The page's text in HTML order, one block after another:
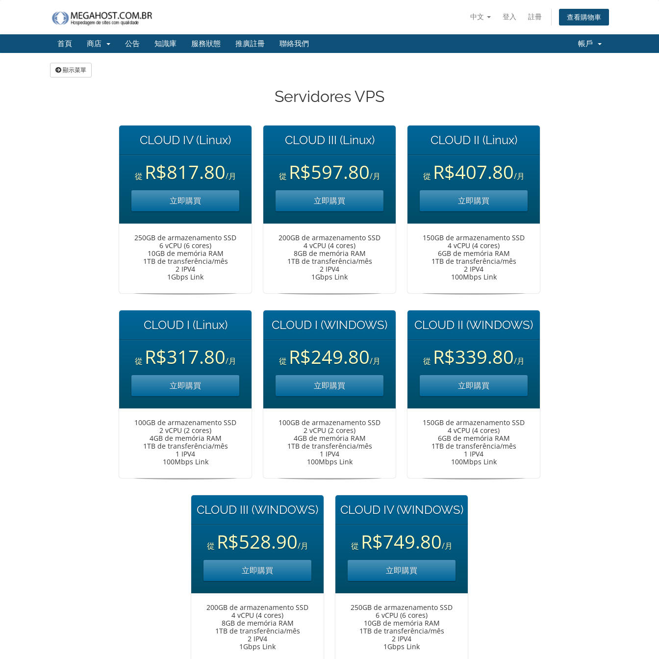
中文 登入 註冊 查看購物車
首頁 商店 公告 知識庫 服務狀態 推廣註冊 聯絡我們 帳戶
顯示菜單
Servidores VPS
CLOUD IV (Linux)
從 R$817.80/月
立即購買
250GB de armazenamento SSD
6 vCPU (6 cores)
10GB de memória RAM
1TB de transferência/mês
2 IPV4
1Gbps Link
CLOUD III (Linux)
從 R$597.80/月
立即購買
200GB de armazenamento SSD
4 vCPU (4 cores)
8GB de memória RAM
1TB de transferência/mês
2 IPV4
1Gbps Link
CLOUD II (Linux)
從 R$407.80/月
立即購買
150GB de armazenamento SSD
4 vCPU (4 cores)
6GB de memória RAM
1TB de transferência/mês
2 IPV4
100Mbps Link
CLOUD I (Linux)
從 R$317.80/月
立即購買
100GB de armazenamento SSD
2 vCPU (2 cores)
4GB de memória RAM
1TB de transferência/mês
1 IPV4
100Mbps Link
CLOUD I (WINDOWS)
從 R$249.80/月
立即購買
100GB de armazenamento SSD
2 vCPU (2 cores)
4GB de memória RAM
1TB de transferência/mês
1 IPV4
100Mbps Link
CLOUD II (WINDOWS)
從 R$339.80/月
立即購買
150GB de armazenamento SSD
4 vCPU (4 cores)
6GB de memória RAM
1TB de transferência/mês
1 IPV4
100Mbps Link
CLOUD III (WINDOWS)
從 R$528.90/月
立即購買
200GB de armazenamento SSD
4 vCPU (4 cores)
8GB de memória RAM
1TB de transferência/mês
2 IPV4
1Gbps Link
CLOUD IV (WINDOWS)
從 R$749.80/月
立即購買
250GB de armazenamento SSD
6 vCPU (6 cores)
10GB de memória RAM
1TB de transferência/mês
2 IPV4
1Gbps Link